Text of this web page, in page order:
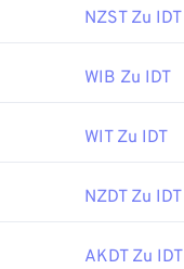
NZST Zu IDT
WIB Zu IDT
WIT Zu IDT
NZDT Zu IDT
AKDT Zu IDT